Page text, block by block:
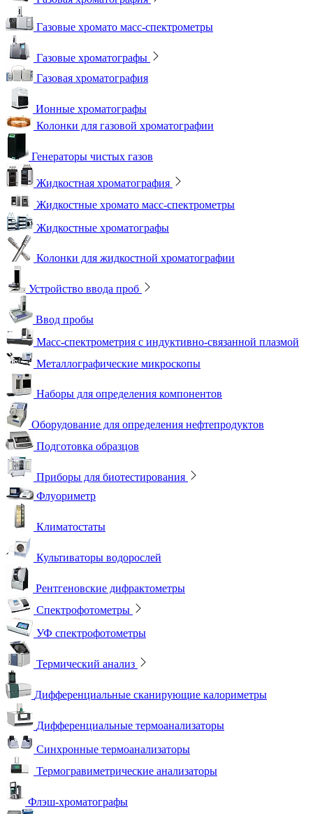
Газовые хромато масс-спектрометры
Газовые хроматографы
Газовая хроматография
Ионные хроматографы
Колонки для газовой хроматографии
Генераторы чистых газов
Жидкостная хроматография
Жидкостные хромато масс-спектрометры
Жидкостные хроматографы
Колонки для жидкостной хроматографии
Устройство ввода проб
Ввод пробы
Масс-спектрометрия с индуктивно-связанной плазмой
Металлографические микроскопы
Наборы для определения компонентов
Оборудование для определения нефтепродуктов
Подготовка образцов
Приборы для биотестирования
Флуориметр
Климатостаты
Культиваторы водорослей
Рентгеновские дифрактометры
Спектрофотометры
УФ спектрофотометры
Термический анализ
Дифференциальные сканирующие калориметры
Дифференциальные термоанализаторы
Синхронные термоанализаторы
Термогравиметрические анализаторы
Флэш-хроматографы